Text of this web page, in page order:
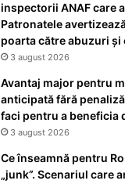
inspectorii ANAF care
Patronatele
poarta către abuzuri și
3 august 2026
Avantaj major pentru
anticipată fără
faci pentru a beneficia
3 august 2026
Ce înseamnă pentru
„junk”. Scenariul care